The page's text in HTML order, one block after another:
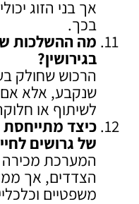
אך בני הזוג
בכך.
מה ההשלכות
בגירושין?
הרכוש שחולק
שנקבע, אלא
לשיתוף או
כיצד
של גרושים
המערכת
הצדדים, אך
משפטיים